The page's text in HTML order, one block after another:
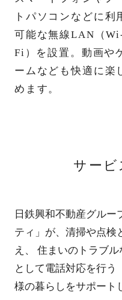
トパソコンなどに利
可能な無線LAN（
Fi）を設置。動画や
ームなども快適に楽
めます。
サービ
日鉄興和不動産グルー
ティ」が、清掃や点検
え、
住まいのトラブ
として電話対応を行う
様の暮らしをサポート